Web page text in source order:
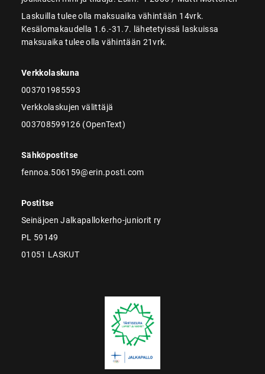
Laskuilla tulee olla maksuaika vähintään 14vrk.
Kesälomakaudella 1.6.-31.7. lähetetyissä laskuissa
maksuaika tulee olla vähintään 21vrk.
Verkkolaskuna
003701985593
Verkkolaskujen välittäjä
003708599126 (OpenText)
Sähköpostitse
fennoa.506159@erin.posti.com
Postitse
Seinäjoen Jalkapallokerho-juniorit ry
PL 59149
01051 LASKUT